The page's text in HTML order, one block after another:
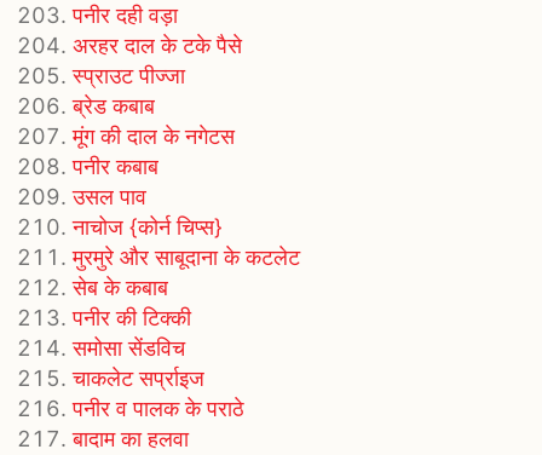
पनीर दही वड़ा
अरहर दाल के टके पैसे
स्प्राउट पीज्जा
ब्रेड कबाब
मूंग की दाल के नगेटस
पनीर कबाब
उसल पाव
नाचोज {कोर्न चिप्स}
मुरमुरे और साबूदाना के कटलेट
सेब के कबाब
पनीर की टिक्की
समोसा सेंडविच
चाकलेट सर्प्राइज
पनीर व पालक के पराठे
बादाम का हलवा